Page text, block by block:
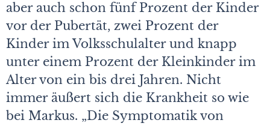
aber auch schon fünf Prozent der Kinder
vor der Pubertät, zwei Prozent der
Kinder im Volksschulalter und knapp
unter einem Prozent der Kleinkinder im
Alter von ein bis drei Jahren. Nicht
immer äußert sich die Krankheit so wie
bei Markus. „Die Symptomatik von